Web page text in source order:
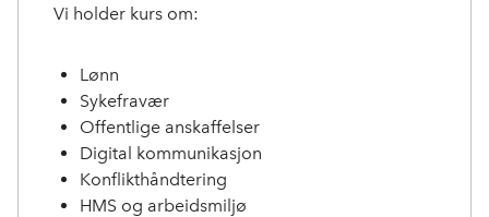
Vi holder kurs om:
Lønn
Sykefravær
Offentlige anskaffelser
Digital kommunikasjon
Konflikthåndtering
HMS og arbeidsmiljø